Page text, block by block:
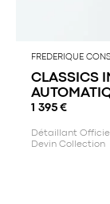
FREDERIQUE
CLASSICS
1 395 €
Détaillant Officiel
Devin Collection